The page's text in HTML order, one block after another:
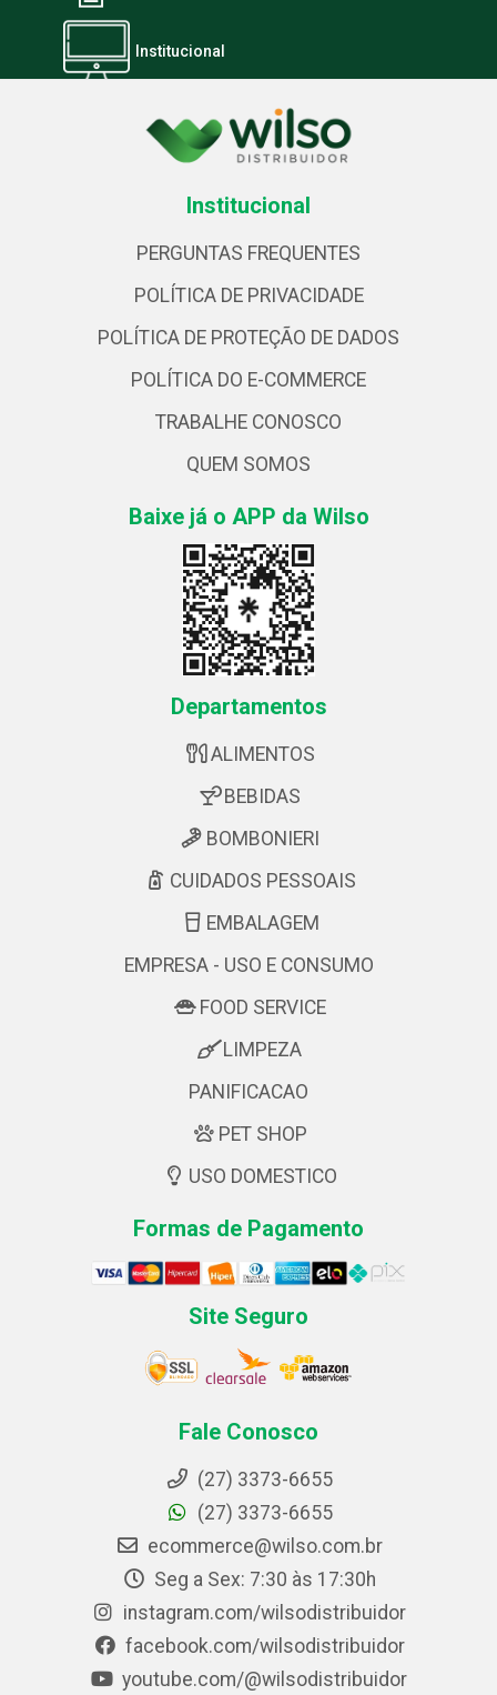
Institucional
Institucional
PERGUNTAS FREQUENTES
POLÍTICA DE PRIVACIDADE
POLÍTICA DE PROTEÇÃO DE DADOS
POLÍTICA DO E-COMMERCE
TRABALHE CONOSCO
QUEM SOMOS
Baixe já o APP da Wilso
Departamentos
ALIMENTOS
BEBIDAS
BOMBONIERI
CUIDADOS PESSOAIS
EMBALAGEM
EMPRESA - USO E CONSUMO
FOOD SERVICE
LIMPEZA
PANIFICACAO
PET SHOP
USO DOMESTICO
Formas de Pagamento
Site Seguro
Fale Conosco
(27) 3373-6655
(27) 3373-6655
ecommerce@wilso.com.br
Seg a Sex: 7:30 às 17:30h
instagram.com/wilsodistribuidor
facebook.com/wilsodistribuidor
youtube.com/@wilsodistribuidor